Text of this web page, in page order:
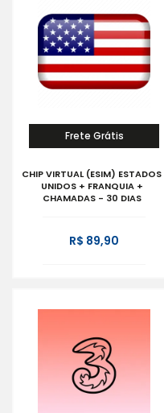
Frete Grátis
CHIP VIRTUAL (ESIM) ESTADOS
UNIDOS + FRANQUIA +
CHAMADAS - 30 DIAS
R$ 89,90